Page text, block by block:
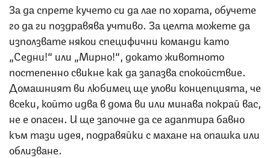
За да спрете кучето си да лае по хората, обучете
го да ги поздравява учтиво. За целта можете да
използвате някои специфични команди като
„Седни!“ или „Мирно!“, докато животното
постепенно свикне как да запазва спокойствие.
Домашният ви любимец ще улови концепцията, че
всеки, който идва в дома ви или минава покрай вас,
не е опасен. И ще започне да се адаптира бавно
към тази идея, подравяйки с махане на опашка или
облизване.